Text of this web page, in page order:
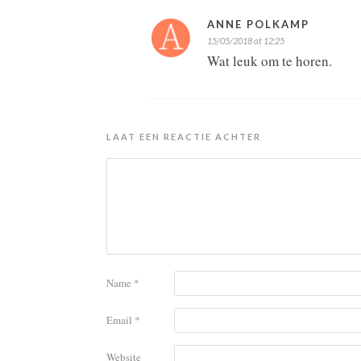
ANNE POLKAMP
15/05/2018 at 12:25
Wat leuk om te horen.
LAAT EEN REACTIE ACHTER
Name *
Email *
Website